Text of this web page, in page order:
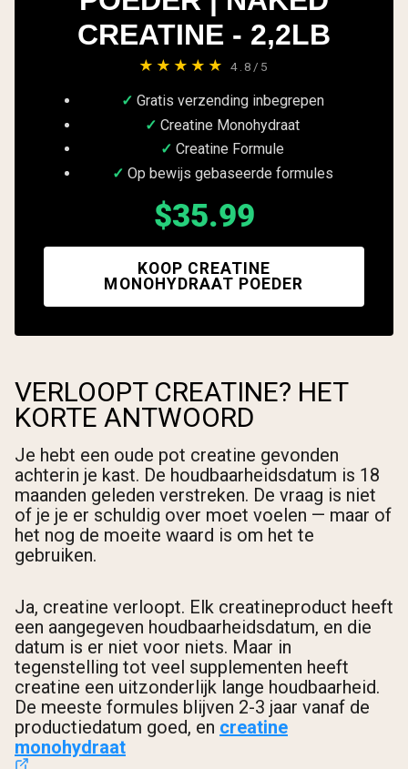
CREATINE - 2,2LB
★★★★★ 4.8/5
Gratis verzending inbegrepen
Creatine Monohydraat
Creatine Formule
Op bewijs gebaseerde formules
$35.99
KOOP CREATINE
MONOHYDRAAT POEDER
VERLOOPT CREATINE? HET
KORTE ANTWOORD
Je hebt een oude pot creatine gevonden
achterin je kast. De houdbaarheidsdatum is 18
maanden geleden verstreken. De vraag is niet
of je je er schuldig over moet voelen — maar of
het nog de moeite waard is om het te
gebruiken.
Ja, creatine verloopt. Elk creatineproduct heeft
een aangegeven houdbaarheidsdatum, en die
datum is er niet voor niets. Maar in
tegenstelling tot veel supplementen heeft
creatine een uitzonderlijk lange houdbaarheid.
De meeste formules blijven 2-3 jaar vanaf de
productiedatum goed, en creatine
monohydraat